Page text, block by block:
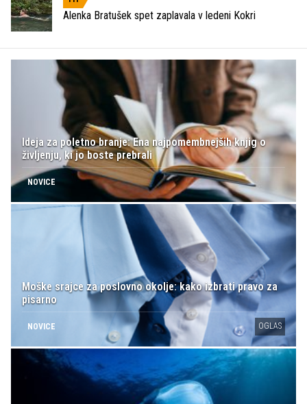
Alenka Bratušek spet zaplavala v ledeni Kokri
Ideja za poletno branje: Ena najpomembnejših knjig o
življenju, ki jo boste prebrali
NOVICE
Moške srajce za poslovno okolje: kako izbrati pravo za
pisarno
NOVICE OGLAS